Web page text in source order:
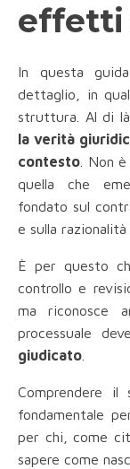
effetti
In questa
dettaglio, in
struttura. Al di
la verità
contesto . Non
quella che
fondato sul
e sulla razionalità
È per questo
controllo e
ma riconosce
processuale
giudicato
Comprendere
fondamentale
per chi, come
sapere come